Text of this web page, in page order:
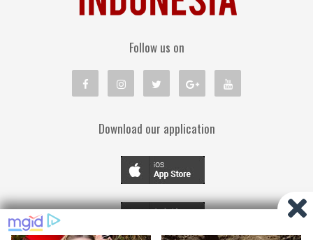
Follow us on
Download our application